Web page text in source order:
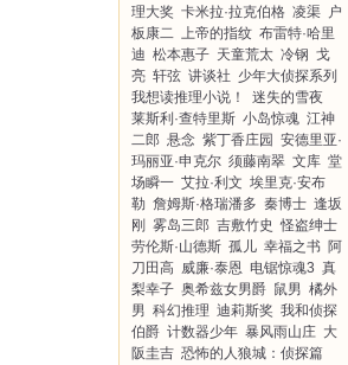
理大奖 卡米拉·拉克伯格 凌渠 户
板康二 上帝的指纹 布雷特·哈里
迪 松本惠子 天童荒太 冷钢 戈
亮 轩弦 讲谈社 少年大侦探系列
我想读推理小说！
迷失的雪夜
莱斯利·查特里斯 小岛惊魂 江神
二郎 悬念 紫丁香庄园 安德里亚·
玛丽亚·申克尔 须藤南翠 文库 堂
场瞬一 艾拉·利文 埃里克·安布
勒 詹姆斯·格瑞潘多 秦博士 逢坂
刚
雾岛三郎 吉敷竹史 怪盗绅士
劳伦斯·山德斯 孤儿 幸福之书 阿
刀田高 威廉·泰恩 电锯惊魂3 真
梨幸子 奥希兹女男爵 鼠男 橘外
男 科幻推理 迪莉斯奖 我和侦探
伯爵 计数器少年 暴风雨山庄 大
阪圭吉 恐怖的人狼城：侦探篇